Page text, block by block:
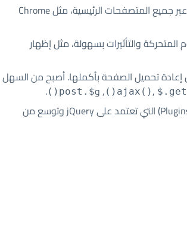
يتيح كتابة أكواد تعمل بشكل متسق عبر جميع المتصفحات الرئيسية، مثل Chrome
والتأثيرات بسهولة، مثل إظهار
تحميل الصفحة بأكملها. أصبح من السهل
, $.get() , و$.post()
.
تتوفر العديد من الإضافات (Plugins) التي تعتمد على jQuery وتوسع من